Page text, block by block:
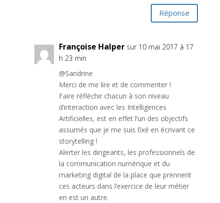
Réponse
Françoise Halper sur 10 mai 2017 à 17
h 23 min
@Sandrine
Merci de me lire et de commenter !
Faire réfléchir chacun à son niveau
d’interaction avec les Intelligences
Artificielles, est en effet l’un des objectifs
assumés que je me suis fixé en écrivant ce
storytelling !
Alerter les dirigeants, les professionnels de
la communication numérique et du
marketing digital de la place que prennent
ces acteurs dans l’exercice de leur métier
en est un autre.